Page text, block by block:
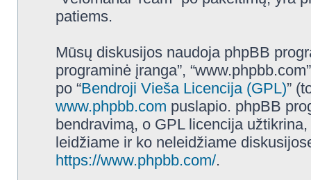
patiems.
Mūsų diskusijos naudoja phpBB
programinė įranga”,
po “Bendroji Vieša Licencija (GPL)”
www.phpbb.com puslapio. phpBB
bendravimą, o GPL licencija
leidžiame ir ko neleidžiame
https://www.phpbb.com/.